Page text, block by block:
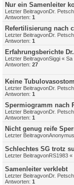
Nur ein Samenleiter
Letzter BeitragvonDr. Petsch
Antworten: 1
Refertilisierung nach
Letzter BeitragvonDr. Petsch
Antworten: 1
Erfahrungsberichte
Letzter BeitragvonSiggi « Sa
Antworten: 27
Keine
Letzter BeitragvonDr. Petsch
Antworten: 1
Spermiogramm nach
Letzter BeitragvonDr. Petsch
Antworten: 1
Nicht genug reife
Letzter BeitragvonAnonymus
Schlechtes SG trotz
Letzter BeitragvonRS1983 «
Samenleiter verklebt
Letzter BeitragvonDr. Petsch
Antworten: 1